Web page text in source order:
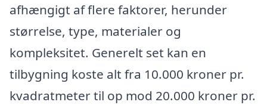
afhængigt af flere faktorer, herunder
størrelse, type, materialer og
kompleksitet. Generelt set kan en
tilbygning koste alt fra 10.000 kroner pr.
kvadratmeter til op mod 20.000 kroner pr.